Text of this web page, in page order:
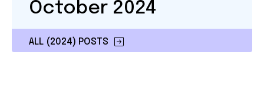
ALL (2024) POSTS
October 2024